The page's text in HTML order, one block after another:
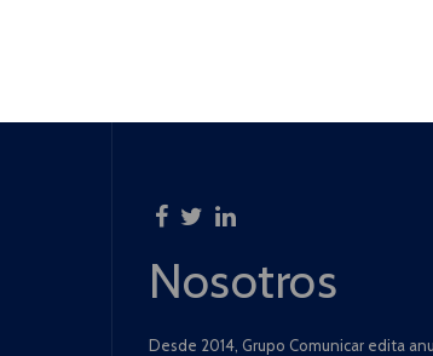
Nosotros
Desde 2014, Grupo Comunicar edita